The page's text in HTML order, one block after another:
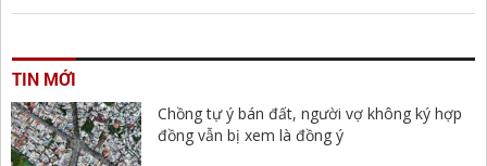
TIN MỚI
Chồng tự ý bán đất, người vợ không ký hợp
đồng vẫn bị xem là đồng ý